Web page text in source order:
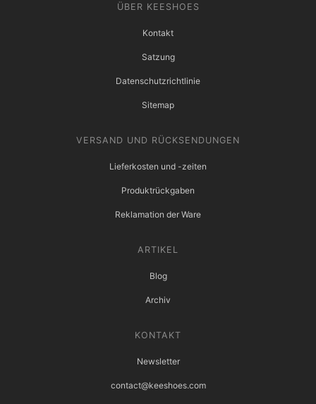
ÜBER KEESHOES
Kontakt
Satzung
Datenschutzrichtlinie
Sitemap
VERSAND UND RÜCKSENDUNGEN
Lieferkosten und -zeiten
Produktrückgaben
Reklamation der Ware
ARTIKEL
Blog
Archiv
KONTAKT
Newsletter
contact@keeshoes.com